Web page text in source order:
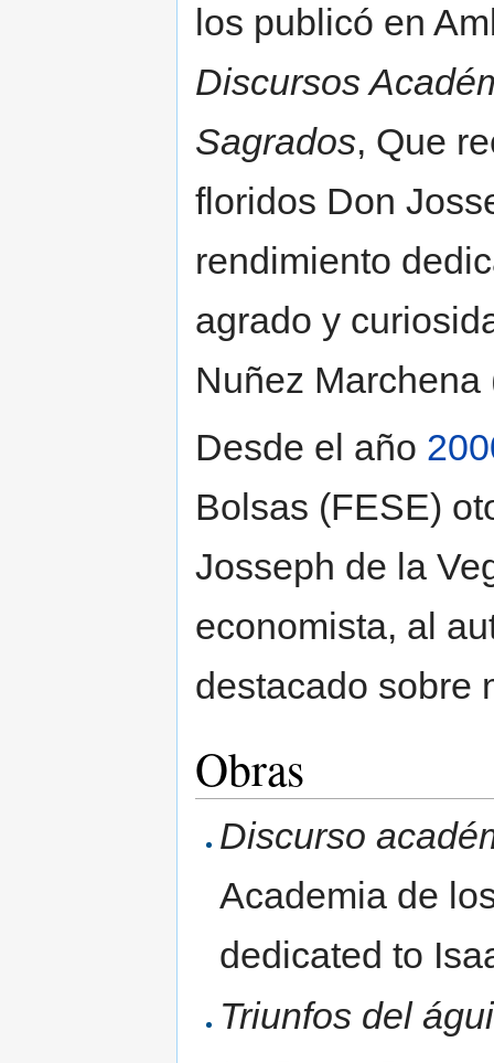
los publicó en
Discursos
Sagrados, Que
floridos Don
rendimiento
agrado y
Nuñez
Desde el año
Bolsas (FESE)
Josseph de la
economista, al
destacado sobre
Obras
Discurso
Academia de
dedicated to
Triunfos del